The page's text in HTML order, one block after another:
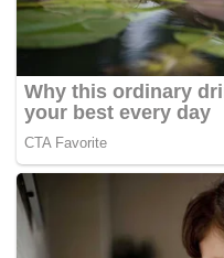
kemenangan lebih besar
Selain berhadapan
meneroka laluan untuk
serpihannya, UPP, bagi
menghadapi cabaran
kegagalan BN di
tidak dirumuskan sebagai
Prof Madya Dr Jeniri